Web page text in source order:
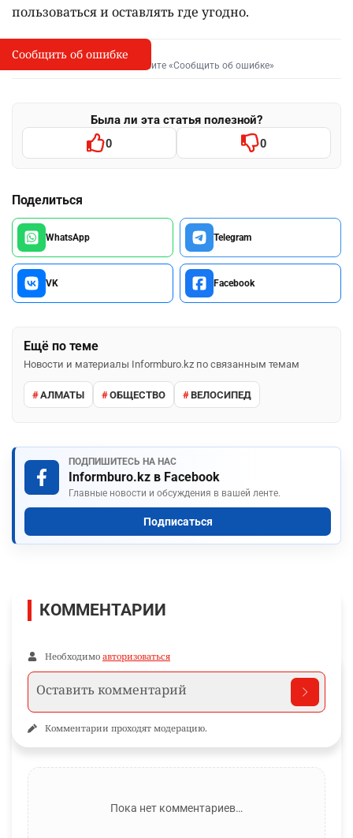
пользоваться и оставлять где угодно.
I
Сообщить об опечатке
Выделите фрагмент и нажмите «Сообщить об ошибке»
Была ли эта статья полезной?
0 0
Поделиться
WhatsApp Telegram
VK Facebook
Ещё по теме
Новости и материалы Informburo.kz по связанным темам
АЛМАТЫ ОБЩЕСТВО ВЕЛОСИПЕД
ПОДПИШИТЕСЬ НА НАС
Informburo.kz в Facebook
Главные новости и обсуждения в вашей ленте.
Подписаться
Сообщить об ошибке
КОММЕНТАРИИ
Необходимо авторизоваться
Комментарии проходят модерацию.
Пока нет комментариев…